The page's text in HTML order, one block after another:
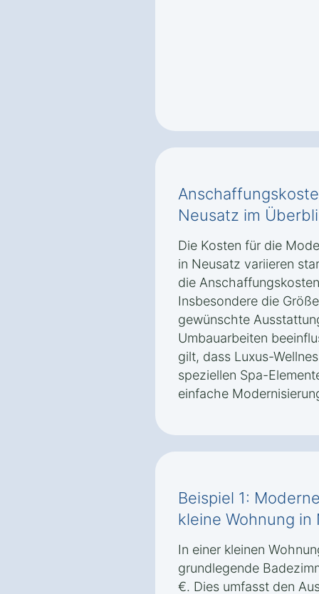
Neusatz im
Die Kosten für die
in Neusatz variieren
die
Insbesondere die
gewünschte
Umbauarbeiten
gilt, dass Luxus-
speziellen Spa-
einfache
Beispiel 1:
kleine Wohnung in
In einer kleinen
grundlegende
€. Dies umfasst den